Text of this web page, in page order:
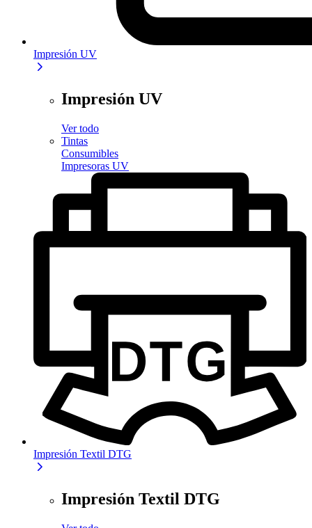
Impresión UV
Impresión UV
Ver todo
Tintas
Consumibles
Impresoras UV
Impresión Textil DTG
Impresión Textil DTG